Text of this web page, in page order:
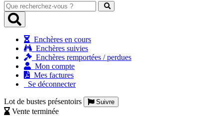
Que
recherchez-
vous
Enchères en cours
Enchères suivies
Enchères remportées / perdues
Mon compte
Mes factures
Se déconnecter
Lot de bustes présentoirs Suivre
Vente terminée